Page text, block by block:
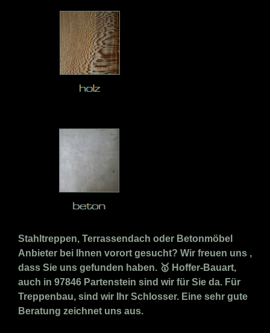
Stahltreppen, Terrassendach oder Betonmöbel
Anbieter bei Ihnen vorort gesucht? Wir freuen uns ,
dass Sie uns gefunden haben. 🥇 Hoffer-Bauart,
auch in 97846 Partenstein sind wir für Sie da. Für
Treppenbau, sind wir Ihr Schlosser. Eine sehr gute
Beratung zeichnet uns aus.